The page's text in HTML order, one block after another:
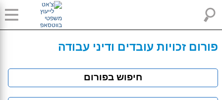
פורום זכויות עובדים ודיני עבודה
חיפוש בפורום